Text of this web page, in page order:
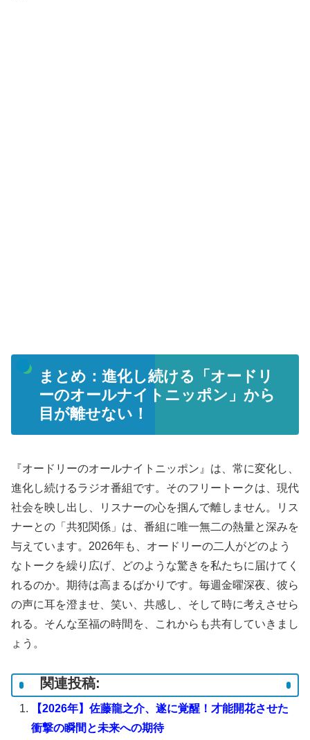
まとめ：進化し続ける「オードリ
ーのオールナイトニッポン」から
目が離せない！
『オードリーのオールナイトニッポン』は、常に変化し、
進化し続けるラジオ番組です。そのフリートークは、現代
社会を映し出し、リスナーの心を掴んで離しません。リス
ナーとの「共犯関係」は、番組に唯一無二の熱量と深みを
与えています。2026年も、オードリーの二人がどのよう
なトークを繰り広げ、どのような驚きを私たちに届けてく
れるのか。期待は高まるばかりです。毎週金曜深夜、彼ら
の声に耳を澄ませ、笑い、共感し、そして時に考えさせら
れる。そんな至福の時間を、これからも共有していきまし
ょう。
関連投稿:
【2026年】佐藤龍之介、遂に覚醒！才能開花させた
衝撃の瞬間と未来への期待